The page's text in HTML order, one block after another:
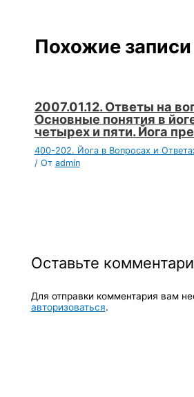
Похожие записи
2007.01.12. Ответы на
Основные понятия в
четырех и пяти. Йога
400-202. Йога в Вопросах и
/ От admin
Оставьте
Для отправки комментария вам
авторизоваться.